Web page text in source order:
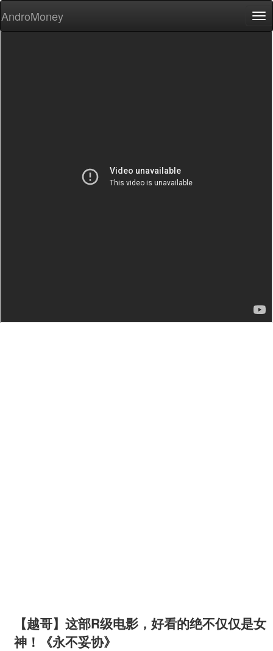
AndroMoney
【越哥】这部R级电影，好看的绝不仅仅是女
神！《永不妥协》